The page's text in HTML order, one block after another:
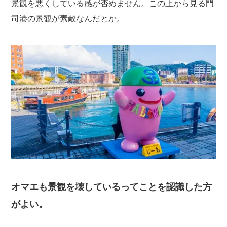
景観を悪くしている感が否めません。この上から見る門
司港の景観が素敵なんだとか。
オマエも景観を壊しているってことを認識した方
がよい。